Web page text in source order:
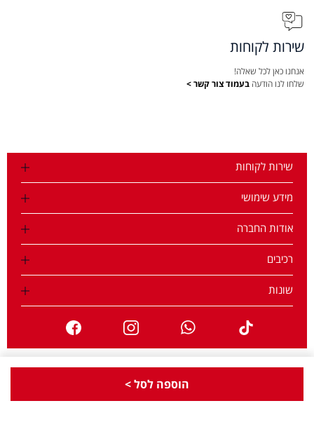
הוספה לסל >
שירות לקוחות
אנחנו כאן לכל שאלה!
שלחו לנו הודעה בעמוד צור קשר >
שירות לקוחות
מידע שימושי
אודות החברה
רכיבים
שונות
עיצוב: bubuludesign |פיתוח: betanet